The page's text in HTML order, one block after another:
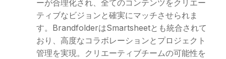
ーが合理化され、全てのコンテンツをクリエー
ティブなビジョンと確実にマッチさせられま
す。BrandfolderはSmartsheetとも統合されて
おり、高度なコラボレーションとプロジェクト
管理を実現。クリエーティブチームの可能性を